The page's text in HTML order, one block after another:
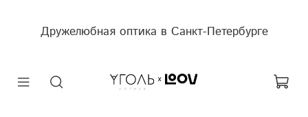
Дружелюбная оптика в Санкт-Петербурге